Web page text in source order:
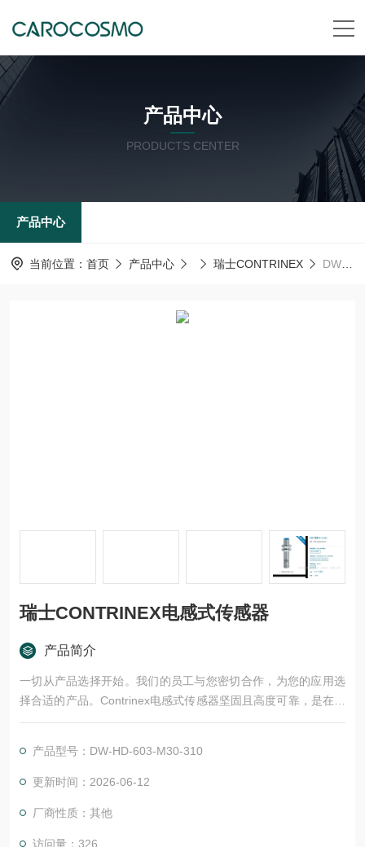
产品中心
PRODUCTS CENTER
产品中心
当前位置： 首页 产品中心 瑞士CONTRINEX DW-HD-603-M30-310瑞士CONTRINEX电感式传感器
瑞士CONTRINEX电感式传感器
产品简介
一切从产品选择开始。我们的员工与您密切合作，为您的应用选
择合适的产品。Contrinex电感式传感器坚固且高度可靠，是在最
远40 mm的距离内对金属目标进行非接触式检测的。真空封装的
电感式传感器成为高要求条件的理想选择。电感式传感器产生一
个被金属目标衰减的磁场。当传感器靠近目标时，瑞士CONTRIN
产品型号：DW-HD-603-M30-310
更新时间：2026-06-12
厂商性质：其他
访问量：326